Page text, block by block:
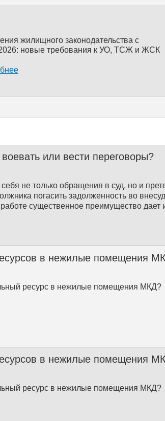
жилищного законодательства с
новые требования к УО, ТСЖ и ЖСК
или вести переговоры?
не только обращения в суд, но и
погасить задолженность во
существенное преимущество дает
в нежилые помещения
ресурс в нежилые помещения МКД?
в нежилые помещения
ресурс в нежилые помещения МКД?